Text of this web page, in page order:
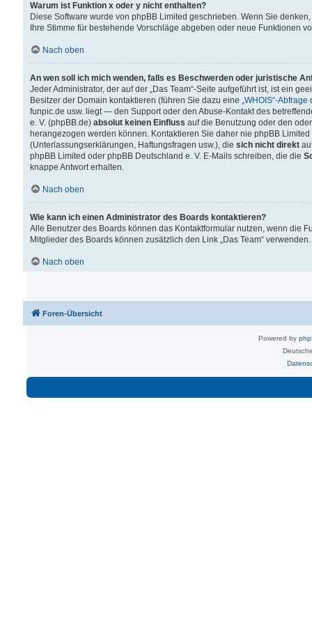
Warum ist Funktion x oder y nicht enthalten?
Diese Software wurde von phpBB Limited geschrieben. Wenn Sie
Ihre Stimme für bestehende Vorschläge abgeben oder neue Funktionen
Nach oben
An wen soll ich mich wenden, falls es Beschwerden oder juristische
Jeder Administrator, der auf der „Das Team“-Seite aufgeführt ist, ist ein
Besitzer der Domain kontaktieren (führen Sie dazu eine „WHOIS“-Abfrage
funpic.de usw. liegt — den Support oder den Abuse-Kontakt des
e. V. (phpBB.de) absolut keinen Einfluss auf die Benutzung oder den
herangezogen werden können. Kontaktieren Sie daher nie phpBB
(Unterlassungserklärungen, Haftungsfragen usw.), die sich nicht direkt
phpBB Limited oder phpBB Deutschland e. V. E-Mails schreiben, die die
knappe Antwort erhalten.
Nach oben
Wie kann ich einen Administrator des Boards kontaktieren?
Alle Benutzer des Boards können das Kontaktformular nutzen, wenn die
Mitglieder des Boards können zusätzlich den Link „Das Team“ verwenden.
Nach oben
Foren-Übersicht
Powered by